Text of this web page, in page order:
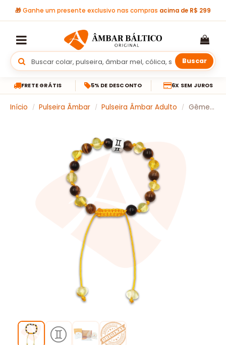
🎁Ganhe um presente exclusivo nas compras acima de R$ 299
Buscar
FRETE GRÁTIS 5% DE DESCONTO 6X SEM JUROS
Início / Pulseira Âmbar / Pulseira Âmbar Adulto / Gêmeos – Shambala âmbar mel e olho de tigre ajustável